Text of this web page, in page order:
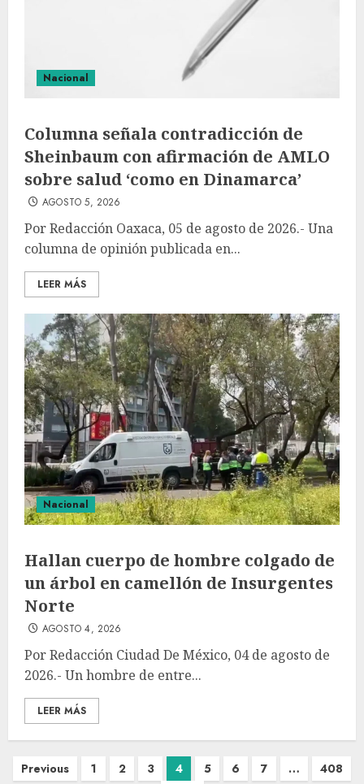
Nacional
Columna señala contradicción de
Sheinbaum con afirmación de AMLO
sobre salud ‘como en Dinamarca’
AGOSTO 5, 2026
Por Redacción Oaxaca, 05 de agosto de 2026.- Una
columna de opinión publicada en...
LEER MÁS
Nacional
Hallan cuerpo de hombre colgado de
un árbol en camellón de Insurgentes
Norte
AGOSTO 4, 2026
Por Redacción Ciudad De México, 04 de agosto de
2026.- Un hombre de entre...
LEER MÁS
Previous 1 2 3 4 5 6 7 …
408